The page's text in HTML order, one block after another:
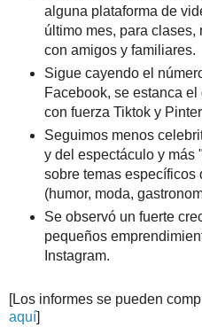
alguna plataforma de
último mes, para
con amigos y familiares.
Sigue cayendo el
Facebook, se estanca
con fuerza Tiktok y
Seguimos menos
y del espectáculo y más
sobre temas específicos
(humor, moda,
Se observó un fuerte
pequeños
Instagram.
[Los informes se pueden
aquí]